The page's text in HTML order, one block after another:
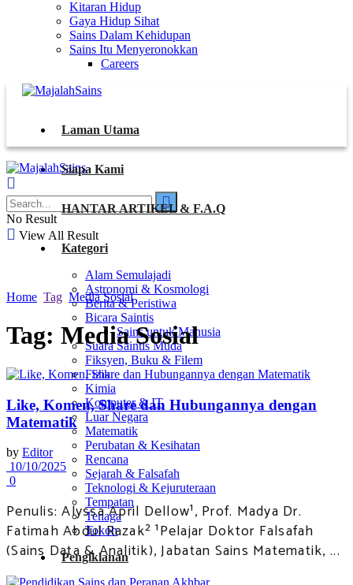
Kitaran Hidup
Gaya Hidup Sihat
Sains Dalam Kehidupan
Sains Itu Menyeronokkan
Careers
Laman Utama
Siapa Kami
HANTAR ARTIKEL & F.A.Q
Kategori
Alam Semulajadi
Astronomi & Kosmologi
Berita & Peristiwa
Bicara Saintis
Sains untuk Manusia
Suara Saintis Muda
Fiksyen, Buku & Filem
Fizik
Kimia
Komputer & IT
Luar Negara
Matematik
Perubatan & Kesihatan
Rencana
Sejarah & Falsafah
Teknologi & Kejuruteraan
Tempatan
Tenaga
Tokoh
Pengiklanan
No Result
View All Result
Home Tag Media Sosial
Tag: Media Sosial
Like, Komen, Share dan Hubungannya dengan
Matematik
by Editor
10/10/2025
0
Penulis: Alyssa April Dellow¹, Prof. Madya Dr.
Fatimah Abdul Razak² ¹Pelajar Doktor Falsafah
(Sains Data & Analitik), Jabatan Sains Matematik, ...